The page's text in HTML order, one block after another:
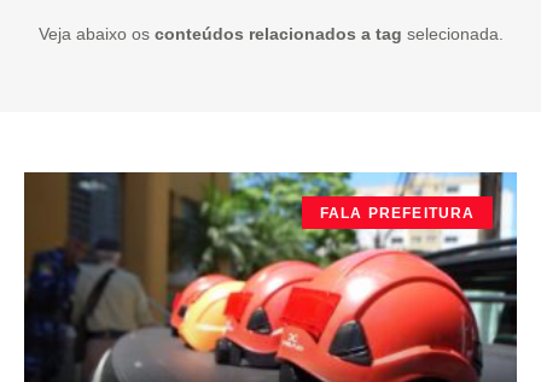
Veja abaixo os conteúdos relacionados a tag selecionada.
FALA PREFEITURA